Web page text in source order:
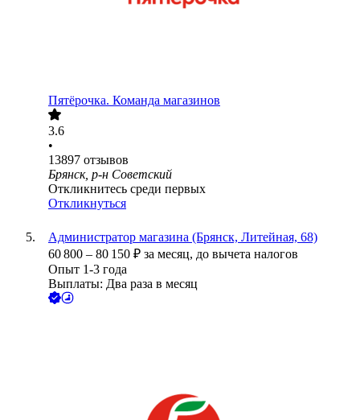
Пятёрочка. Команда магазинов
3.6
•
13897 отзывов
Брянск, р-н Советский
Откликнитесь среди первых
Откликнуться
Администратор магазина (Брянск, Литейная, 68)
60 800 – 80 150 ₽ за месяц, до вычета налогов
Опыт 1-3 года
Выплаты: Два раза в месяц